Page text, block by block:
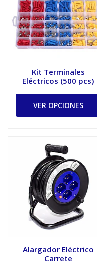
Kit Terminales
Eléctricos (500 pcs)
VER OPCIONES
Alargador Eléctrico
Carrete